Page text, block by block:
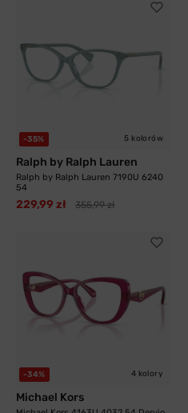
-35% 5 kolorów
Ralph by Ralph Lauren
Ralph by Ralph Lauren 7190U 6240
54
229,99 zł 355,99 zł
-34% 4 kolory
Michael Kors